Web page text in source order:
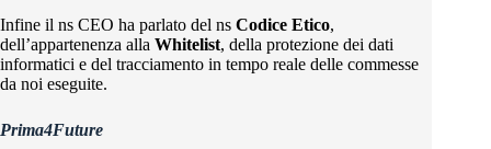
Infine il ns CEO ha parlato del ns Codice Etico,
dell’appartenenza alla Whitelist, della protezione dei dati
informatici e del tracciamento in tempo reale delle commesse
da noi eseguite.
Prima4Future